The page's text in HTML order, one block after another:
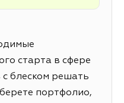
старта в сфере
блеском решать
портфолио,